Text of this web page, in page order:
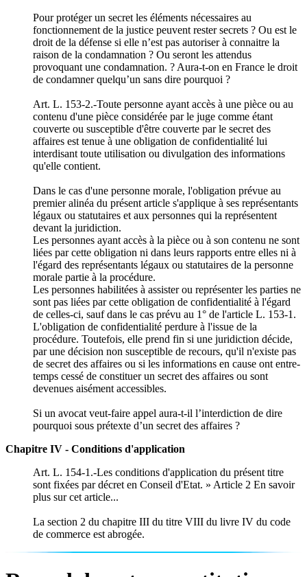
Pour protéger un secret les éléments nécessaires au
fonctionnement de la justice peuvent rester secrets ? Ou est le
droit de la défense si elle n’est pas autoriser à connaitre la
raison de la condamnation ? Ou seront les attendus
provoquant une condamnation. ? Aura-t-on en France le droit
de condamner quelqu’un sans dire pourquoi ?
Art. L. 153-2.-Toute personne ayant accès à une pièce ou au
contenu d'une pièce considérée par le juge comme étant
couverte ou susceptible d'être couverte par le secret des
affaires est tenue à une obligation de confidentialité lui
interdisant toute utilisation ou divulgation des informations
qu'elle contient.
Dans le cas d'une personne morale, l'obligation prévue au
premier alinéa du présent article s'applique à ses représentants
légaux ou statutaires et aux personnes qui la représentent
devant la juridiction.
Les personnes ayant accès à la pièce ou à son contenu ne sont
liées par cette obligation ni dans leurs rapports entre elles ni à
l'égard des représentants légaux ou statutaires de la personne
morale partie à la procédure.
Les personnes habilitées à assister ou représenter les parties ne
sont pas liées par cette obligation de confidentialité à l'égard
de celles-ci, sauf dans le cas prévu au 1° de l'article L. 153-1.
L'obligation de confidentialité perdure à l'issue de la
procédure. Toutefois, elle prend fin si une juridiction décide,
par une décision non susceptible de recours, qu'il n'existe pas
de secret des affaires ou si les informations en cause ont entre-
temps cessé de constituer un secret des affaires ou sont
devenues aisément accessibles.
Si un avocat veut-faire appel aura-t-il l’interdiction de dire
pourquoi sous prétexte d’un secret des affaires ?
Chapitre IV - Conditions d'application
Art. L. 154-1.-Les conditions d'application du présent titre
sont fixées par décret en Conseil d'Etat. » Article 2 En savoir
plus sur cet article...
La section 2 du chapitre III du titre VIII du livre IV du code
de commerce est abrogée.